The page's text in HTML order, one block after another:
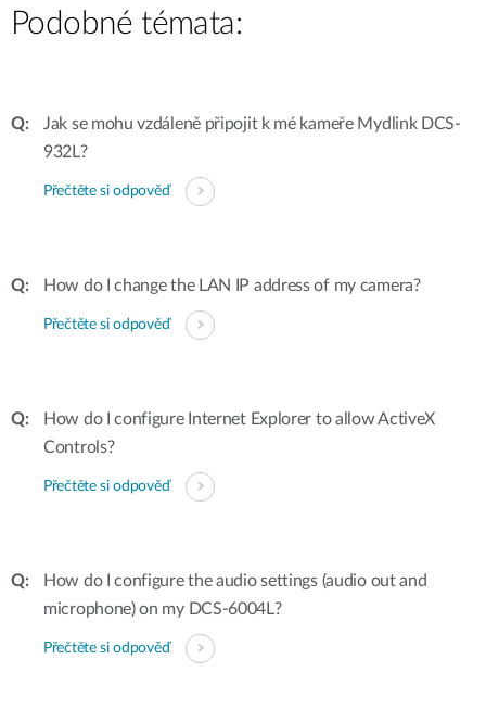
Podobné témata:
Jak se mohu vzdáleně připojit k mé kameře Mydlink DCS-
932L?
Přečtěte si odpověď
How do I change the LAN IP address of my camera?
Přečtěte si odpověď
How do I configure Internet Explorer to allow ActiveX
Controls?
Přečtěte si odpověď
How do I configure the audio settings (audio out and
microphone) on my DCS-6004L?
Přečtěte si odpověď